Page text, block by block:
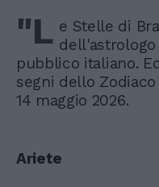
"L e Stelle di
pubblico italiano.
segni dello
14 maggio 2026.
Ariete